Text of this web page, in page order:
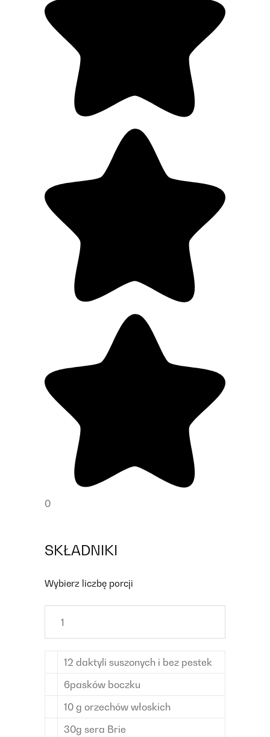
0
SKŁADNIKI
Wybierz liczbę porcji
12 daktyli suszonych i bez pestek
6pasków boczku
10 g orzechów włoskich
30g sera Brie